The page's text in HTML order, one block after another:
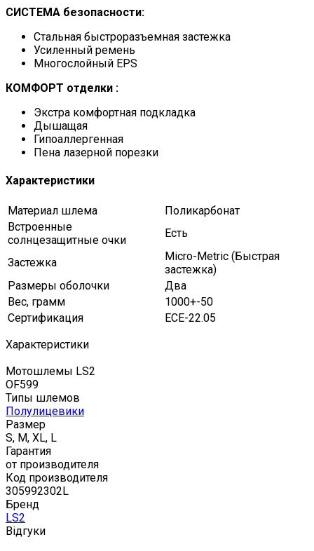
СИСТЕМА безопасности:
Стальная быстроразъемная застежка
Усиленный ремень
Многослойный EPS
КОМФОРТ отделки :
Экстра комфортная подкладка
Дышащая
Гипоаллергенная
Пена лазерной порезки
Характеристики
Материал шлема
Поликарбонат
Встроенные
солнцезащитные очки
Есть
Застежка
Micro-Metric (Быстрая
застежка)
Размеры оболочки
Два
Вес, грамм
1000+-50
Сертификация
ECE-22.05
Характеристики
Мотошлемы LS2
OF599
Типы шлемов
Полулицевики
Размер
S, M, XL, L
Гарантия
от производителя
Код производителя
305992302L
Бренд
LS2
Відгуки